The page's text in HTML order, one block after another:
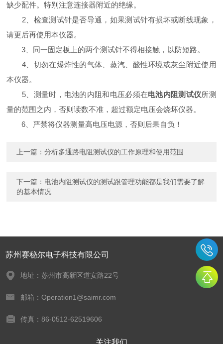
缺少配件。特别注意连接器附近的绝缘。
2、检查测试针是否导通，如果测试针有损坏或断线现象，
请更后再使用本仪器。
3、同一固定板上的两个测试针不得相接触，以防短路。
4、切勿在爆炸性的气体、蒸汽、酸性环境或灰尘附近使用
本仪器。
5、测量时，电池的内阻和电压必须在电池内阻测试仪所测
量的范围之内，否则读数不准，超过额定电压会烧坏仪器。
6、严禁将仪器测量高电压电源，否则后果自负！
上一篇：分析多通路电阻测试仪的工作原理和使用范围
下一篇： 电池内阻测试仪的测试跟管理功能都是我们需要了解
的基本情况
苏州赛秘尔电子科技有限公司
地址：苏州市高新区道安路22号
邮箱：Operation1@saimr.com
传真：86-0512-62519606
关注我们